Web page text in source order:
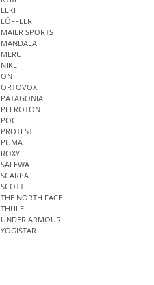
LEKI
LÖFFLER
MAIER SPORTS
MANDALA
MERU
NIKE
ON
ORTOVOX
PATAGONIA
PEEROTON
POC
PROTEST
PUMA
ROXY
SALEWA
SCARPA
SCOTT
THE NORTH FACE
THULE
UNDER ARMOUR
YOGISTAR